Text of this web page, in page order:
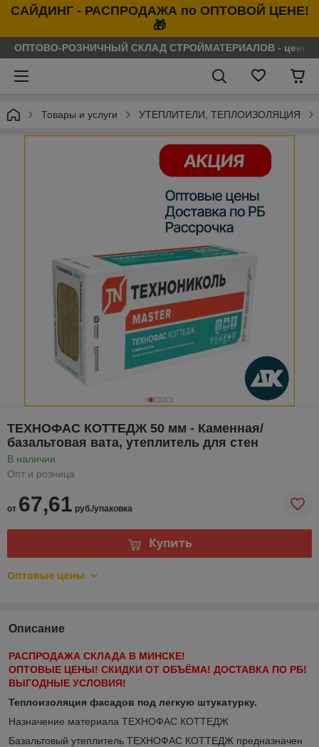
САЙДИНГ - РАСПРОДАЖА по ОПТОВОЙ ЦЕНЕ!
🎁
ОПТОВО-РОЗНИЧНЫЙ СКЛАД СТРОЙМАТЕРИАЛОВ - цены
Товары и услуги УТЕПЛИТЕЛИ, ТЕПЛОИЗОЛЯЦИЯ
ТЕХНОФАС КОТТЕДЖ 50 мм - Каменная/
базальтовая вата, утеплитель для стен
В наличии
Опт и розница
от 67,61 руб./упаковка
Купить
Оптовые цены
Описание
РАСПРОДАЖА СКЛАДА В МИНСКЕ!
ОПТОВЫЕ ЦЕНЫ! СКИДКИ ОТ ОБЪЁМА! ДОСТАВКА ПО РБ!
ВЫГОДНЫЕ УСЛОВИЯ!
Теплоизоляция фасадов под легкую штукатурку.
Назначение материала ТЕХНОФАС КОТТЕДЖ
Базальтовый утеплитель ТЕХНОФАС КОТТЕДЖ предназначен